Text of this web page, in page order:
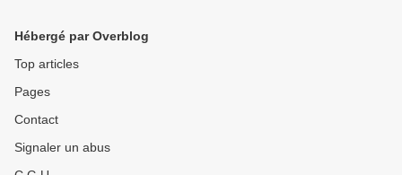
Hébergé par Overblog
Top articles
Pages
Contact
Signaler un abus